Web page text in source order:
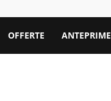
OFFERTE ANTEPRIME